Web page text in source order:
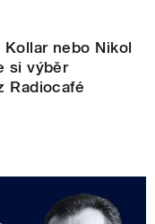
Kollar nebo Nikol
si výběr
Radiocafé